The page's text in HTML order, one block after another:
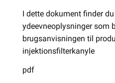
I dette dokument finder
ydeevneoplysninger som
brugsanvisningen til
injektionsfilterkanyle
pdf